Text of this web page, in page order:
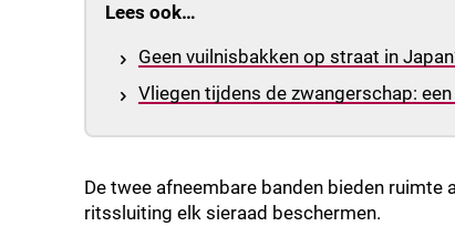
Lees ook…
Geen vuilnisbakken op straat in
Vliegen tijdens de zwangerschap:
De twee afneembare banden bieden ruimte
ritssluiting elk sieraad beschermen.